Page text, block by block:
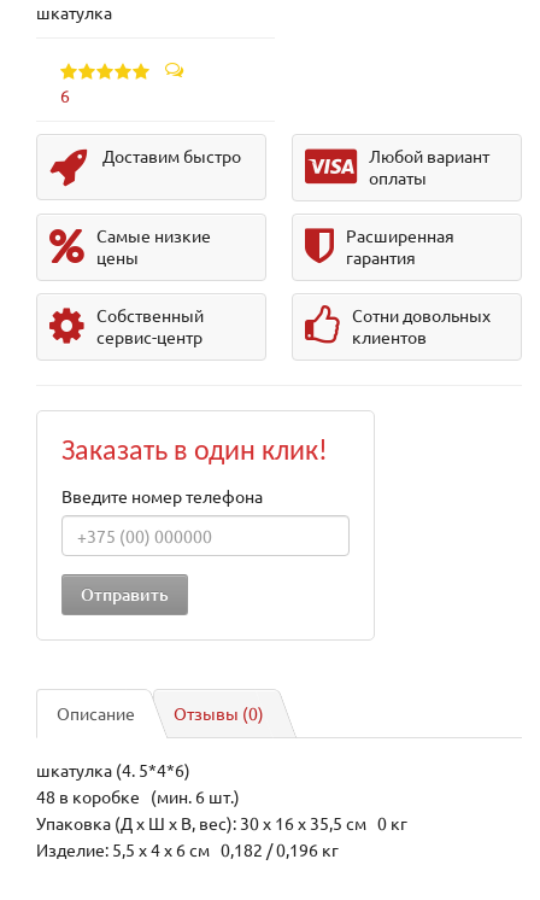
шкатулка
6
Доставим быстро
Любой вариант
оплаты
Самые низкие
цены
Расширенная
гарантия
Собственный
сервис-центр
Сотни довольных
клиентов
Заказать в один клик!
Введите номер телефона
Описание Отзывы (0)
шкатулка (4. 5*4*6)
48 в коробке (мин. 6 шт.)
Упаковка (Д х Ш х В, вес): 30 x 16 x 35,5 см 0 кг
Изделие: 5,5 x 4 x 6 см 0,182 / 0,196 кг